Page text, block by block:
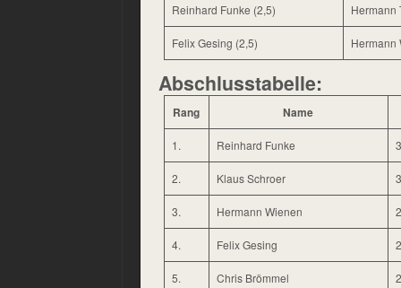
Reinhard Funke (2,5) Hermann
Felix Gesing (2,5) Hermann
Abschlusstabelle:
Rang Name
1. Reinhard Funke
2. Klaus Schroer
3. Hermann Wienen
4. Felix Gesing
5. Chris Brömmel